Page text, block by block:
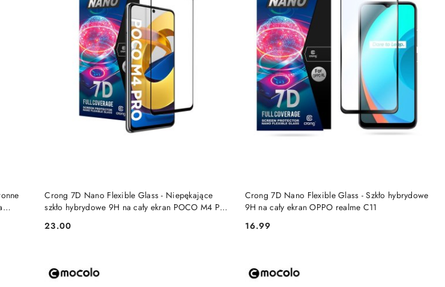
Crong 7D Nano Flexible Glass - Niepękające
szkło hybrydowe 9H na cały ekran POCO M4 Pro
Cena:
23.00
DO KOSZYKA
Crong 7D Nano Flexible Glass - Szkło hybrydowe
9H na cały ekran OPPO realme C11
Cena:
16.99
DO KOSZYKA